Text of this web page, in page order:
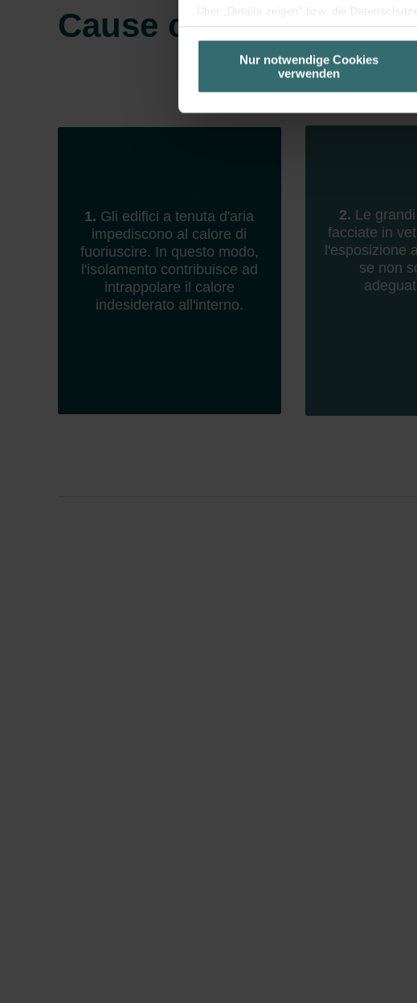
Über „Details zeigen“ bzw. die
unserer Website verwenden, um Ihnen
basierend auf Ihren Interessen zur
Datenschutzerklärung widerrufen.
Zehnder Group France: Protection des
Zehnder Group Ibérica SAU: Política de
Zehnder Group Italia S.r.l.: Privacy
Zehnder Group İç Mekan İklimlendirme
Zehnder Group Nederland bv:
Nur notwendige Cookies
verwenden
Cause comuni del
1. Gli edifici a tenuta d'aria
impediscono al calore di
fuoriuscire. In questo modo,
l'isolamento contribuisce ad
intrappolare il calore
indesiderato all'interno.
2. Le
facciate in
l'esposizione
se non